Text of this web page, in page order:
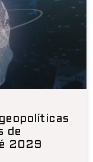
de
2029